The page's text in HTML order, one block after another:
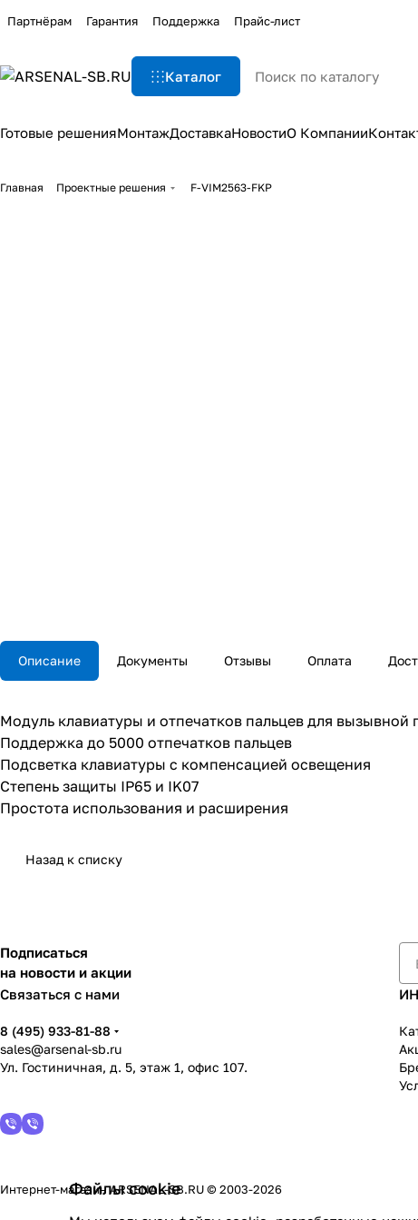
Партнёрам Гарантия Поддержка Прайс-лист
Каталог
Готовые решенияМонтажДоставкаНовостиО Компании
Главная Проектные решения F-VIM2563-FKP
Описание Документы Отзывы Оплата
Модуль клавиатуры и отпечатков пальцев для вызывной
Поддержка до 5000 отпечатков пальцев
Подсветка клавиатуры с компенсацией освещения
Степень защиты IP65 и IK07
Простота использования и расширения
Назад к списку
Подписаться
на новости и акции
Связаться с нами
8 (495) 933-81-88
sales@arsenal-sb.ru
Ул. Гостиничная, д. 5, этаж 1, офис 107.
Интернет-магазин ARSENAL-SB.RU © 2003-2026
Файлы cookie